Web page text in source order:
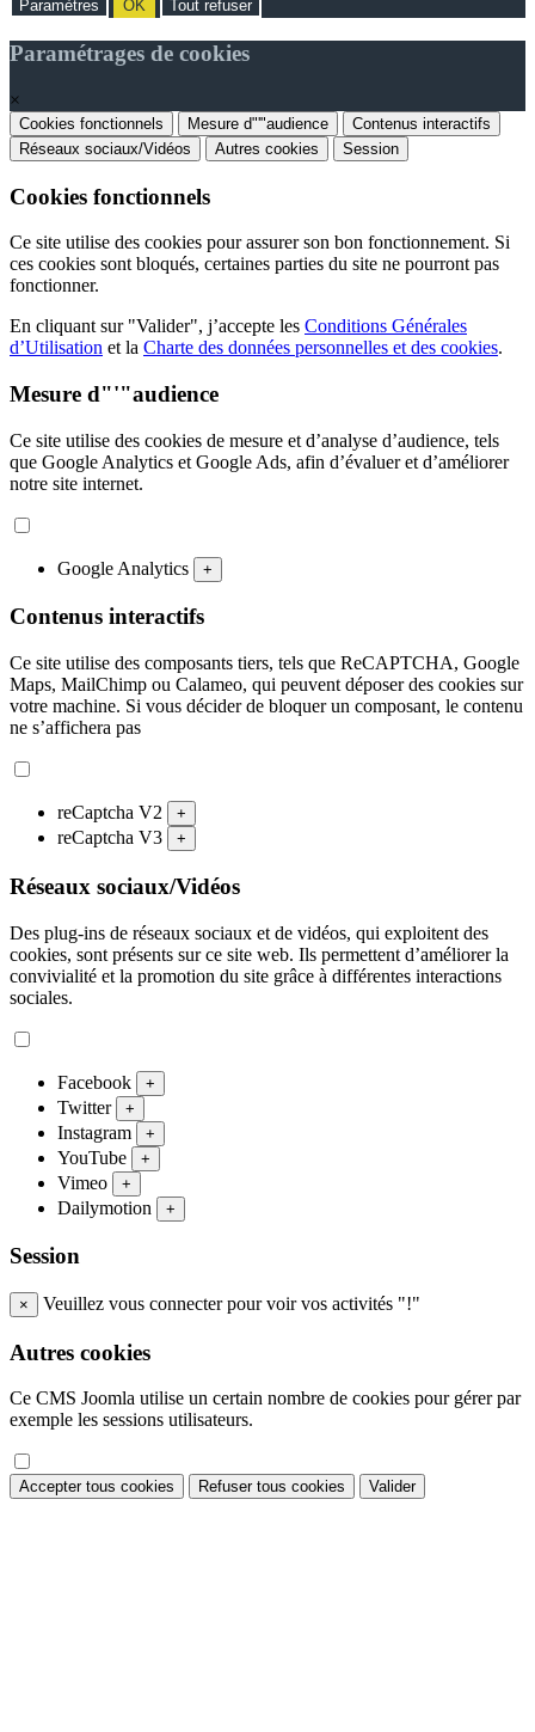
Paramètres OK Tout refuser
Paramétrages de cookies
×
Cookies fonctionnels Mesure d"'"audience
Contenus interactifs
Réseaux sociaux/Vidéos
Autres cookies Session
Cookies fonctionnels
Ce site utilise des cookies pour assurer son bon fonctionnement. Si
ces cookies sont bloqués, certaines parties du site ne pourront pas
fonctionner.
En cliquant sur "Valider", j’accepte les Conditions Générales
d’Utilisation et la Charte des données personnelles et des cookies.
Mesure d"'"audience
Ce site utilise des cookies de mesure et d’analyse d’audience, tels
que Google Analytics et Google Ads, afin d’évaluer et d’améliorer
notre site internet.
Google Analytics +
Contenus interactifs
Ce site utilise des composants tiers, tels que ReCAPTCHA, Google
Maps, MailChimp ou Calameo, qui peuvent déposer des cookies sur
votre machine. Si vous décider de bloquer un composant, le contenu
ne s’affichera pas
reCaptcha V2 +
reCaptcha V3 +
Réseaux sociaux/Vidéos
Des plug-ins de réseaux sociaux et de vidéos, qui exploitent des
cookies, sont présents sur ce site web. Ils permettent d’améliorer la
convivialité et la promotion du site grâce à différentes interactions
sociales.
Facebook +
Twitter +
Instagram +
YouTube +
Vimeo +
Dailymotion +
Session
× Veuillez vous connecter pour voir vos activités "!"
Autres cookies
Ce CMS Joomla utilise un certain nombre de cookies pour gérer par
exemple les sessions utilisateurs.
Accepter tous cookies Refuser tous cookies Valider